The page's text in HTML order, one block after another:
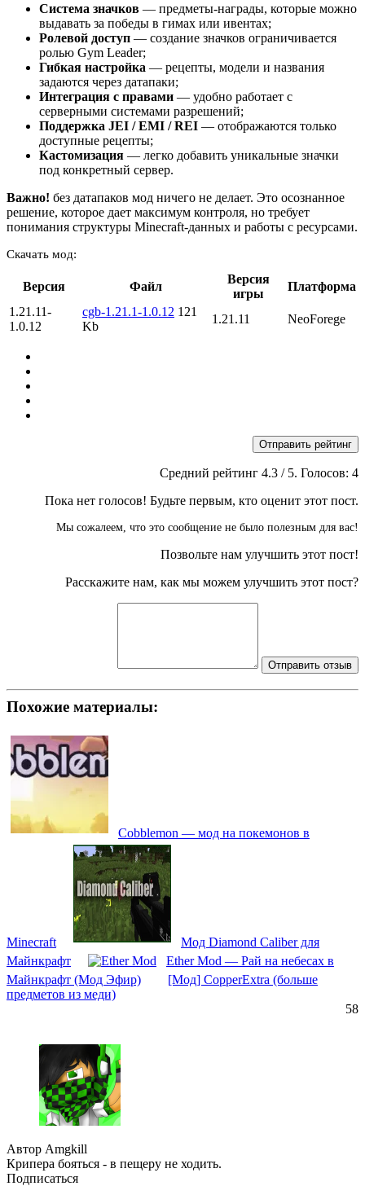
Система значков — предметы-награды, которые можно
выдавать за победы в гимах или ивентах;
Ролевой доступ — создание значков ограничивается
ролью Gym Leader;
Гибкая настройка — рецепты, модели и названия
задаются через датапаки;
Интеграция с правами — удобно работает с
серверными системами разрешений;
Поддержка JEI / EMI / REI — отображаются только
доступные рецепты;
Кастомизация — легко добавить уникальные значки
под конкретный сервер.
Важно! без датапаков мод ничего не делает. Это осознанное
решение, которое дает максимум контроля, но требует
понимания структуры Minecraft-данных и работы с ресурсами.
Скачать мод:
Версия Файл
Версия
игры
Платформа
1.21.11-
1.0.12
cgb-1.21.1-1.0.12 121
Kb
1.21.11 NeoForege
Отправить рейтинг
Средний рейтинг 4.3 / 5. Голосов: 4
Пока нет голосов! Будьте первым, кто оценит этот пост.
Мы сожалеем, что это сообщение не было полезным для вас!
Позвольте нам улучшить этот пост!
Расскажите нам, как мы можем улучшить этот пост?
Отправить отзыв
Похожие материалы:
Cobblemon — мод на покемонов в
Minecraft
Мод Diamond Caliber для
Майнкрафт
Ether Mod — Рай на небесах в
Майнкрафт (Мод Эфир)
[Мод] CopperExtra (больше
предметов из меди)
58
Автор Amgkill
Крипера бояться - в пещеру не ходить.
Подписаться